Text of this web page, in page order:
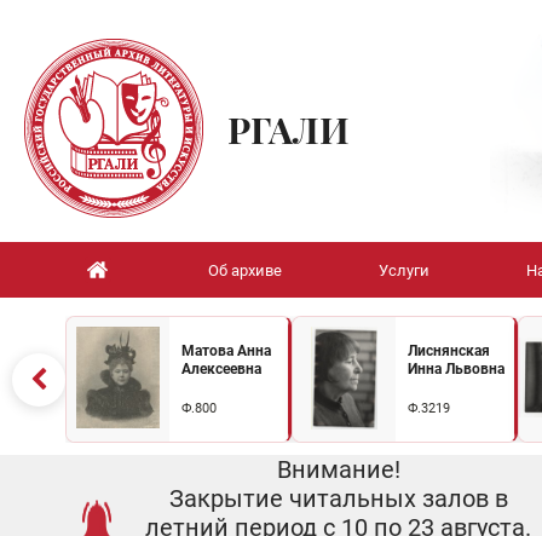
РГАЛИ
Об архиве Услуги
Матова Анна
Алексеевна
Ф.800
Лиснянская
Инна Львовна
Ф.3219
Внимание!
Закрытие читальных залов в
летний период с 10 по 23 августа.